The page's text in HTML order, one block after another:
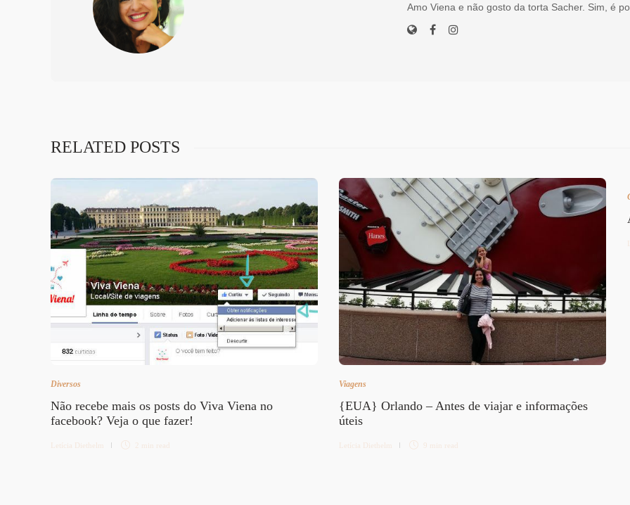
Amo Viena e não gosto da torta Sacher. Sim, é
RELATED POSTS
Diversos
Não recebe mais os posts do Viva Viena no
facebook? Veja o que fazer!
Letícia Diethelm 2 min read
Viagens
{EUA} Orlando – Antes de viajar e informações
úteis
Letícia Diethelm 9 min read